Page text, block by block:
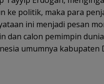
ke politik, maka para
ini menjadi pesan
dan calon pemimpin
umumnya kabupaten